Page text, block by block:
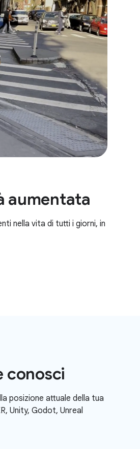
aumentata
nella vita di tutti i giorni, in
conosci
posizione attuale della tua
Unity, Godot, Unreal